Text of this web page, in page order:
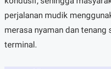
perjalanan mudik
merasa nyaman dan tenang
terminal.